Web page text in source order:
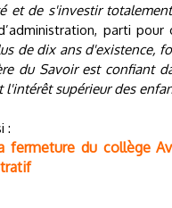
et de s'investir
parti pour
de dix ans d'existence,
du Savoir est confiant
l'intérêt supérieur des
:
fermeture du collège